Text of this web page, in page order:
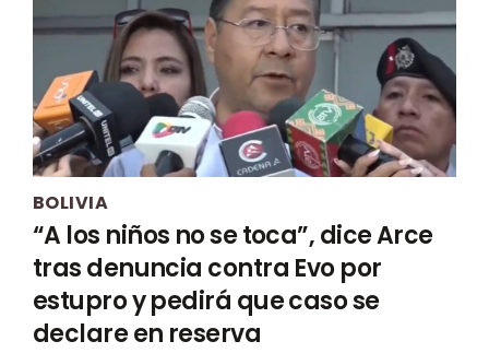
BOLIVIA
“A los niños no se toca”, dice Arce
tras denuncia contra Evo por
estupro y pedirá que caso se
declare en reserva